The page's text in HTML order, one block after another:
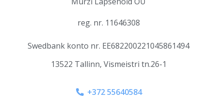
reg. nr. 11646308
Swedbank konto nr. ЕЕ682200221045861494
13522 Tallinn, Vismeistri tn.26-1
+372 55640584